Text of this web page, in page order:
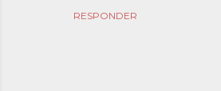
RESPONDER